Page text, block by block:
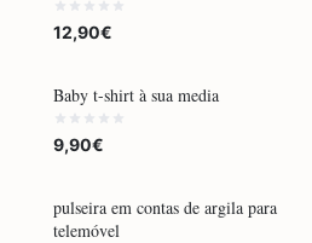
12,90€
Baby t-shirt à sua media
9,90€
pulseira em contas de argila para
telemóvel